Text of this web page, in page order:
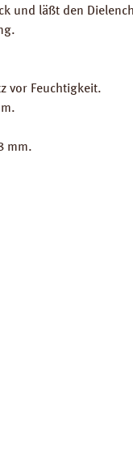
und läßt den
vor Feuchtigkeit.
mm.